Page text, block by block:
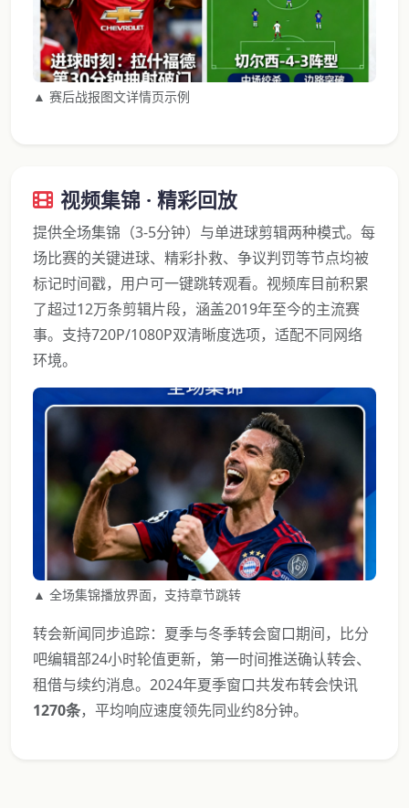
▲ 赛后战报图文详情页示例
视频集锦 · 精彩回放
提供全场集锦（3-5分钟）与单进球剪辑两种模式。每
场比赛的关键进球、精彩扑救、争议判罚等节点均被
标记时间戳，用户可一键跳转观看。视频库目前积累
了超过12万条剪辑片段，涵盖2019年至今的主流赛
事。支持720P/1080P双清晰度选项，适配不同网络
环境。
▲ 全场集锦播放界面，支持章节跳转
转会新闻同步追踪：夏季与冬季转会窗口期间，比分
吧编辑部24小时轮值更新，第一时间推送确认转会、
租借与续约消息。2024年夏季窗口共发布转会快讯
1270条，平均响应速度领先同业约8分钟。